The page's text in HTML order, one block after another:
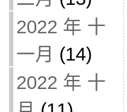
2022 年 十
一月 (14)
2022 年 十